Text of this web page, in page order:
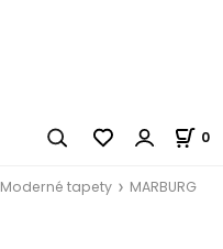
0
Moderné tapety MARBURG